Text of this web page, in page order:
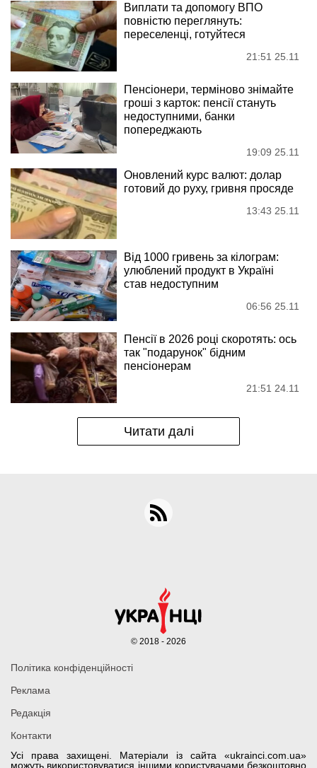
Виплати та допомогу ВПО
повністю переглянуть:
переселенці, готуйтеся
21:51 25.11
Пенсіонери, терміново знімайте
гроші з карток: пенсії стануть
недоступними, банки
попереджають
19:09 25.11
Оновлений курс валют: долар
готовий до руху, гривня просяде
13:43 25.11
Від 1000 гривень за кілограм:
улюблений продукт в Україні
став недоступним
06:56 25.11
Пенсії в 2026 році скоротять: ось
так "подарунок" бідним
пенсіонерам
21:51 24.11
Читати далі
Усі права захищені. Матеріали із сайта «ukrainci.com.ua»
можуть використовуватися іншими користувачами безкоштовно
Політика конфіденційності
Реклама
Редакція
Контакти
© 2018 - 2026